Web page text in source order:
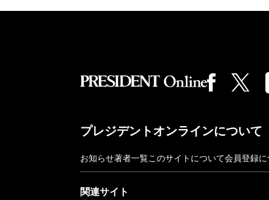
プレジデントオンラインについて
お知らせ著者一覧このサイトについて会員登録に
関連サイト